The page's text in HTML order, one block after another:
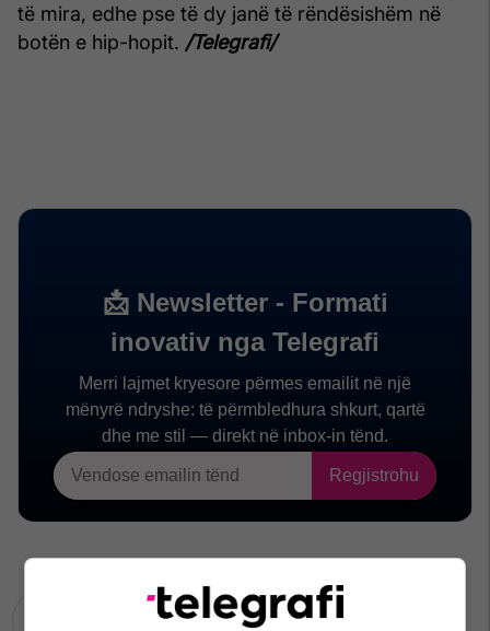
të mira, edhe pse të dy janë të rëndësishëm në
botën e hip-hopit. /Telegrafi/
P. Diddy